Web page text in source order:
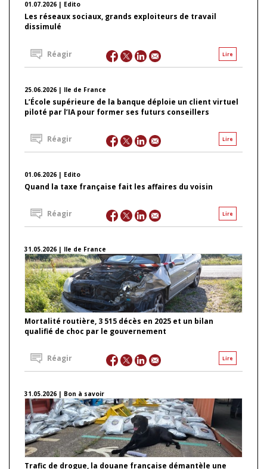
01.07.2026 | Edito
Les réseaux sociaux, grands exploiteurs de travail
dissimulé
Lire
Réagir
25.06.2026 | Ile de France
L’École supérieure de la banque déploie un client virtuel
piloté par l’IA pour former ses futurs conseillers
Lire
Réagir
01.06.2026 | Edito
Quand la taxe française fait les affaires du voisin
Lire
Réagir
31.05.2026 | Ile de France
Mortalité routière, 3 515 décès en 2025 et un bilan
qualifié de choc par le gouvernement
Lire
Réagir
31.05.2026 | Bon à savoir
Trafic de drogue, la douane française démantèle une